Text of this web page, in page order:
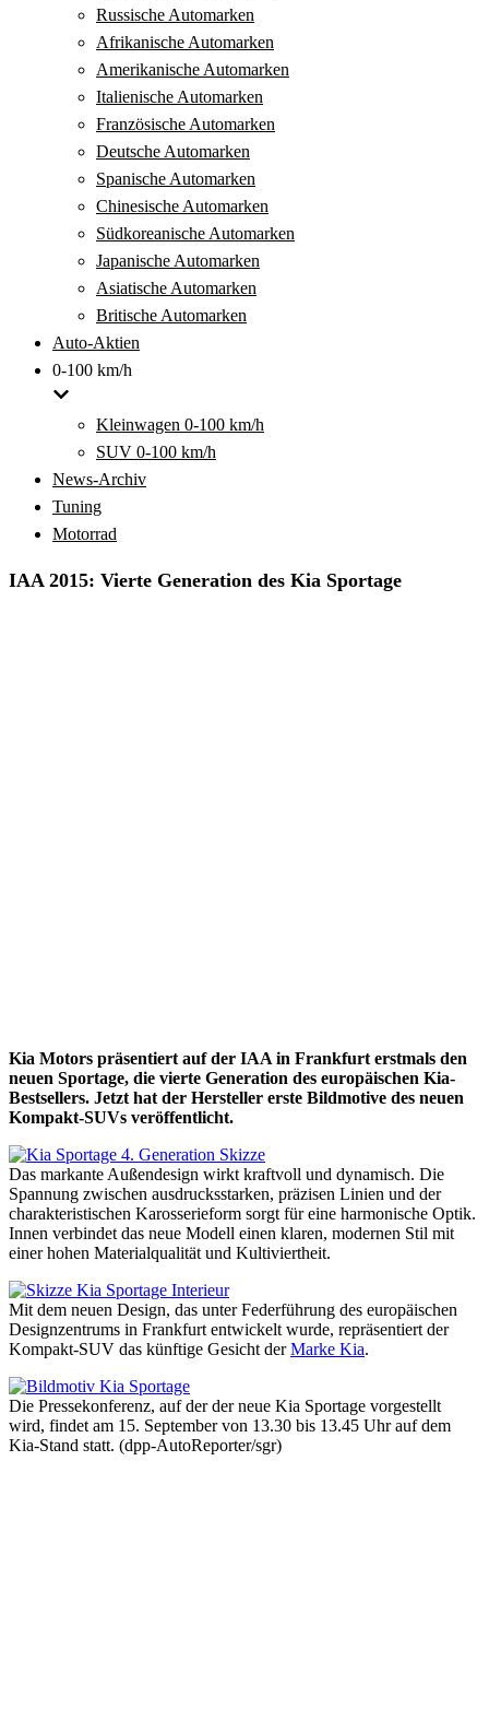
Russische Automarken
Afrikanische Automarken
Amerikanische Automarken
Italienische Automarken
Französische Automarken
Deutsche Automarken
Spanische Automarken
Chinesische Automarken
Südkoreanische Automarken
Japanische Automarken
Asiatische Automarken
Britische Automarken
Auto-Aktien
0-100 km/h
Kleinwagen 0-100 km/h
SUV 0-100 km/h
News-Archiv
Tuning
Motorrad
IAA 2015: Vierte Generation des Kia Sportage
Kia Motors präsentiert auf der IAA in Frankfurt erstmals den
neuen Sportage, die vierte Generation des europäischen Kia-
Bestsellers. Jetzt hat der Hersteller erste Bildmotive des neuen
Kompakt-SUVs veröffentlicht.
Das markante Außendesign wirkt kraftvoll und dynamisch. Die
Spannung zwischen ausdrucksstarken, präzisen Linien und der
charakteristischen Karosserieform sorgt für eine harmonische Optik.
Innen verbindet das neue Modell einen klaren, modernen Stil mit
einer hohen Materialqualität und Kultiviertheit.
Mit dem neuen Design, das unter Federführung des europäischen
Designzentrums in Frankfurt entwickelt wurde, repräsentiert der
Kompakt-SUV das künftige Gesicht derMarke Kia.
Die Pressekonferenz, auf der der neue Kia Sportage vorgestellt
wird, findet am 15. September von 13.30 bis 13.45 Uhr auf dem
Kia-Stand statt. (dpp-AutoReporter/sgr)